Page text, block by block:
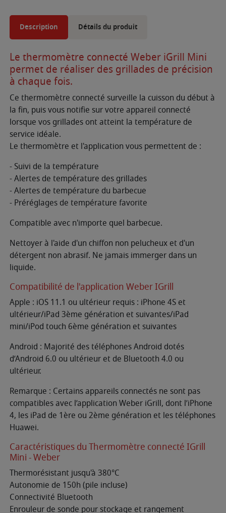
Description Détails du produit
Le thermomètre connecté Weber iGrill Mini
permet de réaliser des grillades de précision
à chaque fois.
Ce thermomètre connecté surveille la cuisson du début à
la fin, puis vous notifie sur votre appareil connecté
lorsque vos grillades ont atteint la température de
service idéale.
Le thermomètre et l'application vous permettent de :
- Suivi de la température
- Alertes de température des grillades
- Alertes de température du barbecue
- Préréglages de température favorite
Compatible avec n'importe quel barbecue.
Nettoyer à l'aide d'un chiffon non pelucheux et d'un
détergent non abrasif. Ne jamais immerger dans un
liquide.
Compatibilité de l'application Weber IGrill
Apple : iOS 11.1 ou ultérieur requis : iPhone 4S et
ultérieur/iPad 3ème génération et suivantes/iPad
mini/iPod touch 6ème génération et suivantes
Android : Majorité des téléphones Android dotés
d’Android 6.0 ou ultérieur et de Bluetooth 4.0 ou
ultérieur.
Remarque : Certains appareils connectés ne sont pas
compatibles avec l’application Weber iGrill, dont l’iPhone
4, les iPad de 1ère ou 2ème génération et les téléphones
Huawei.
Caractéristiques du Thermomètre connecté IGrill
Mini - Weber
Thermorésistant jusqu'à 380°C
Autonomie de 150h (pile incluse)
Connectivité Bluetooth
Enrouleur de sonde pour stockage et rangement